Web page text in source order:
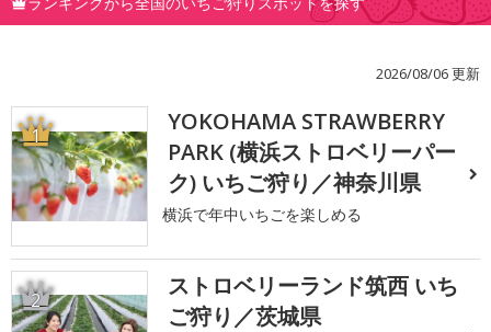
2026/08/06 更新
1
YOKOHAMA STRAWBERRY
PARK (横浜ストロベリーパー
ク) いちご狩り／神奈川県
横浜で年中いちごを楽しめる
2
ストロベリーランド筑西 いち
ご狩り／茨城県